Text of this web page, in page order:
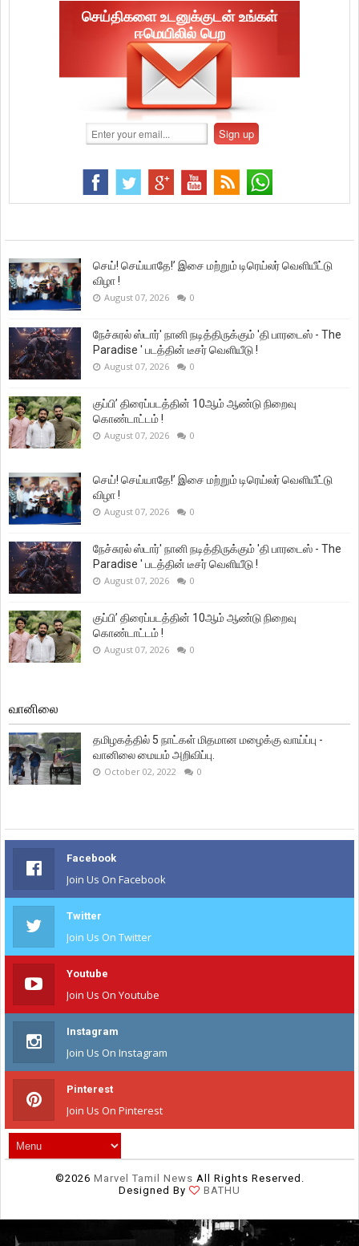
செய்திகளை உடனுக்குடன் உங்கள்
ஈமெயிலில் பெற
செய்! செய்யாதே!’ இசை மற்றும் டிரெய்லர் வெளியீட்டு
விழா !
August 07, 2026 0
நேச்சுரல் ஸ்டார்' நானி நடித்திருக்கும் 'தி பாரடைஸ் - The
Paradise ' படத்தின் டீசர் வெளியீடு !
August 07, 2026 0
குப்பி’ திரைப்படத்தின் 10ஆம் ஆண்டு நிறைவு
கொண்டாட்டம் !
August 07, 2026 0
செய்! செய்யாதே!’ இசை மற்றும் டிரெய்லர் வெளியீட்டு
விழா !
August 07, 2026 0
நேச்சுரல் ஸ்டார்' நானி நடித்திருக்கும் 'தி பாரடைஸ் - The
Paradise ' படத்தின் டீசர் வெளியீடு !
August 07, 2026 0
குப்பி’ திரைப்படத்தின் 10ஆம் ஆண்டு நிறைவு
கொண்டாட்டம் !
August 07, 2026 0
வானிலை
தமிழகத்தில் 5 நாட்கள் மிதமான மழைக்கு வாய்ப்பு -
வானிலை மையம் அறிவிப்பு.
October 02, 2022 0
Facebook
Join Us On Facebook
Twitter
Join Us On Twitter
Youtube
Join Us On Youtube
Instagram
Join Us On Instagram
Pinterest
Join Us On Pinterest
©2026 Marvel Tamil News All Rights Reserved.
Designed By
BATHU